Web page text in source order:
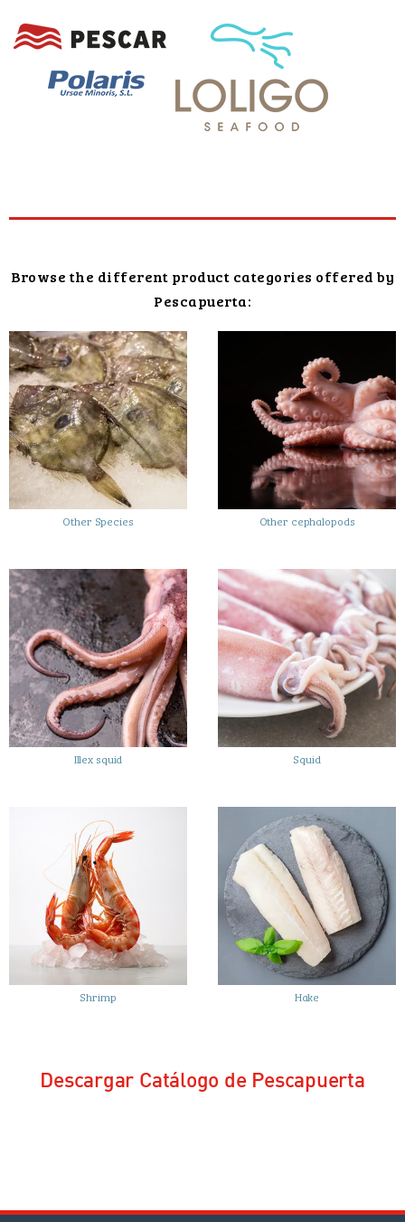
Browse the different product categories offered by
Pescapuerta:
Other Species Other cephalopods
Illex squid Squid
Shrimp Hake
Descargar Catálogo de Pescapuerta